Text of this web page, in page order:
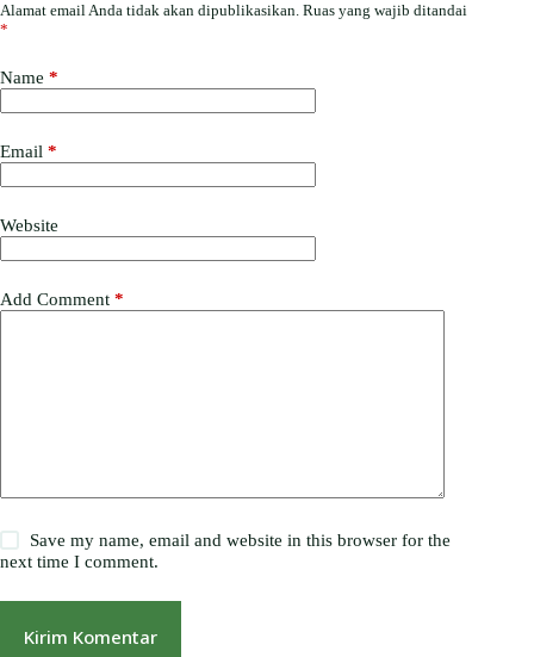
Alamat email Anda tidak akan dipublikasikan. Ruas yang wajib ditandai
*
Name *
Email *
Website
Add Comment *
Save my name, email and website in this browser for the
next time I comment.
Kirim Komentar